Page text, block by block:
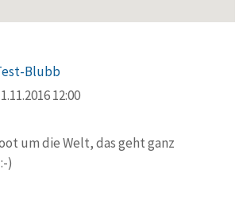
Blubb
12:00
um die Welt, das geht ganz
)